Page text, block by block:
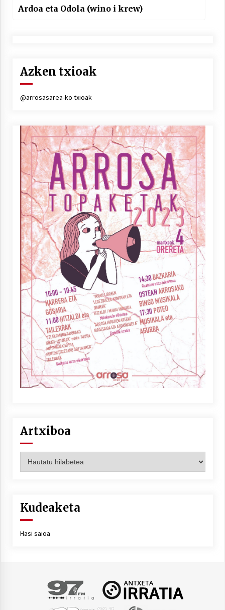
Ardoa eta Odola (wino i krew)
Azken txioak
@arrosasarea-ko txioak
Artxiboa
Kudeaketa
Hasi saioa